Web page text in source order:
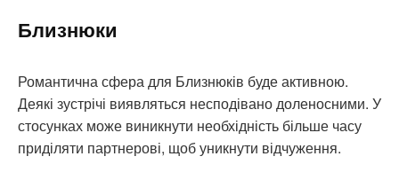
Близнюки
Романтична сфера для Близнюків буде активною.
Деякі зустрічі виявляться несподівано доленосними. У
стосунках може виникнути необхідність більше часу
приділяти партнерові, щоб уникнути відчуження.